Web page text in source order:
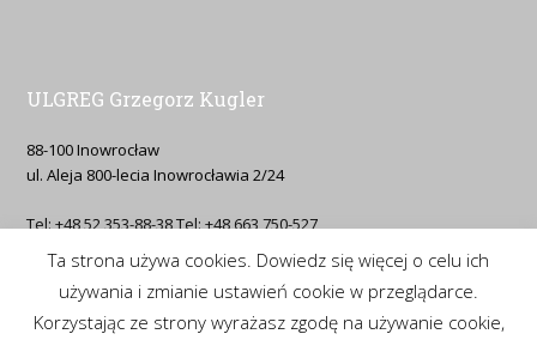
ULGREG Grzegorz Kugler
88-100 Inowrocław
ul. Aleja 800-lecia Inowrocławia 2/24
Tel: +48 52 353-88-38 Tel: +48 663 750-527
Email: g.kugler(at)ulgreg.pl
Prosimy o kontakt na telefon komórkowy lub mail.
Ta strona używa cookies. Dowiedz się więcej o celu ich
używania i zmianie ustawień cookie w przeglądarce.
Korzystając ze strony wyrażasz zgodę na używanie cookie,